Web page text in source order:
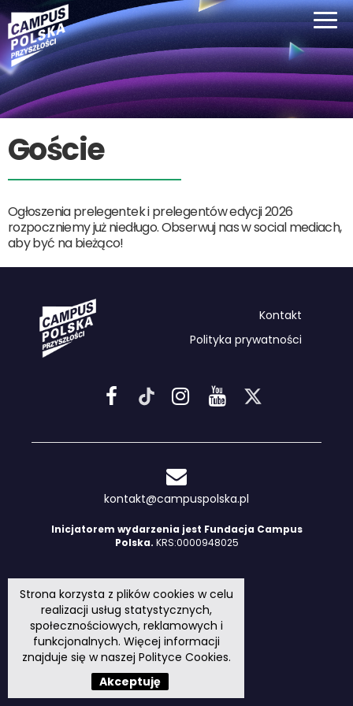
Goście
Ogłoszenia prelegentek i prelegentów edycji 2026
rozpoczniemy już niedługo. Obserwuj nas w social mediach,
aby być na bieżąco!
Kontakt
Polityka prywatności
kontakt@campuspolska.pl
Inicjatorem wydarzenia jest Fundacja Campus
Polska. KRS:0000948025
Strona korzysta z plików cookies w celu
realizacji usług statystycznych,
społecznościowych, reklamowych i
funkcjonalnych. Więcej informacji
znajduje się w naszej Polityce Cookies.
Akceptuję